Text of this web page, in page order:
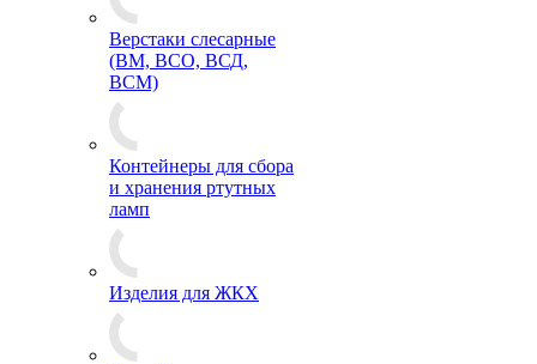
Верстаки слесарные
(ВМ, ВСО, ВСД,
ВСМ)
Контейнеры для сбора
и хранения ртутных
ламп
Изделия для ЖКХ